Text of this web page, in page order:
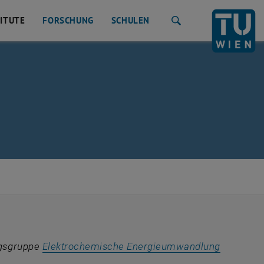
FORSCHUNG SCHULEN
Elektrochemische Energieumwandlung